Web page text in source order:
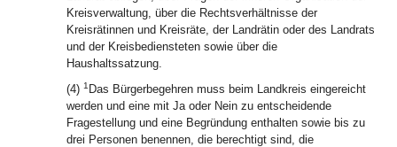
Kreisverwaltung, über die Rechtsverhältnisse der
Kreisrätinnen und Kreisräte, der Landrätin oder des Landrats
und der Kreisbediensteten sowie über die
Haushaltssatzung.
(4) 1 Das Bürgerbegehren muss beim Landkreis eingereicht
werden und eine mit Ja oder Nein zu entscheidende
Fragestellung und eine Begründung enthalten sowie bis zu
drei Personen benennen, die berechtigt sind, die